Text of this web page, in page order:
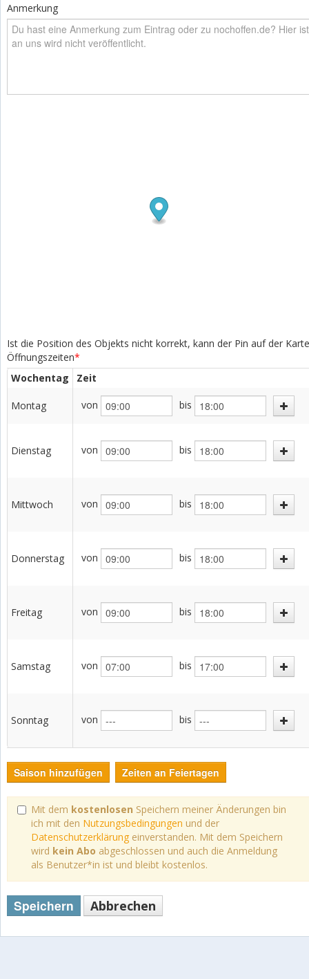
Anmerkung
Ist die Position des Objekts nicht korrekt, kann der Pin auf der
Öffnungszeiten*
Wochentag
Zeit
Montag von bis
Dienstag von bis
Mittwoch von bis
Donnerstag von bis
Freitag von bis
Samstag von bis
Sonntag von bis
Saison hinzufügen Zeiten an Feiertagen
Mit dem kostenlosen Speichern meiner Änderungen bin
ich mit den Nutzungsbedingungen und der
Datenschutzerklärungeinverstanden. Mit dem Speichern
wird kein Abo abgeschlossen und auch die Anmeldung
als Benutzer*in ist und bleibt kostenlos.
Speichern Abbrechen